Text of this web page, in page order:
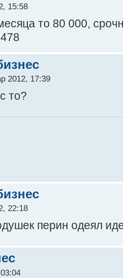
15:58
то 80 000,
2012, 17:39
то?
22:18
перин одеял